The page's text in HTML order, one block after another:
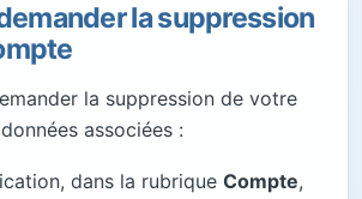
la suppression
la suppression de votre
associées :
dans la rubriqueCompte,